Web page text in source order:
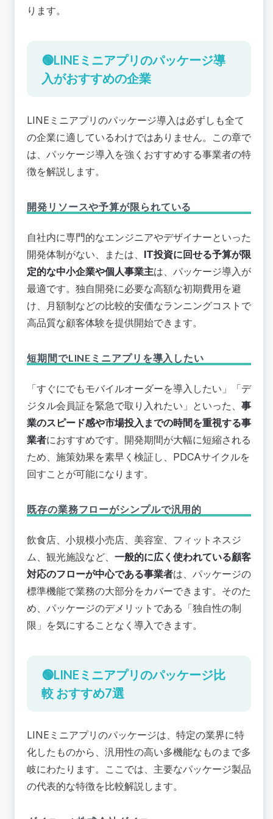
ります。
🟢LINEミニアプリのパッケージ導
入がおすすめの企業
LINEミニアプリのパッケージ導入は必ずしも全て
の企業に適しているわけではありません。この章で
は、パッケージ導入を強くおすすめする事業者の特
徴を解説します。
開発リソースや予算が限られている
自社内に専門的なエンジニアやデザイナーといった
開発体制がない、または、 IT投資に回せる予算が限
定的な中小企業や個人事業主は、パッケージ導入が
最適です。独自開発に必要な高額な初期費用を避
け、月額制などの比較的安価なランニングコストで
高品質な顧客体験を提供開始できます。
短期間でLINEミニアプリを導入したい
「すぐにでもモバイルオーダーを導入したい」「デ
ジタル会員証を緊急で取り入れたい」といった、 事
業のスピード感や市場投入までの時間を重視する事
業者におすすめです。開発期間が大幅に短縮される
ため、施策効果を素早く検証し、PDCAサイクルを
回すことが可能になります。
既存の業務フローがシンプルで汎用的
飲食店、小規模小売店、美容室、フィットネスジ
ム、観光施設など、 一般的に広く使われている顧客
対応のフローが中心である事業者は、パッケージの
標準機能で業務の大部分をカバーできます。そのた
め、パッケージのデメリットである「独自性の制
限」を気にすることなく導入できます。
🟢LINEミニアプリのパッケージ比
較 おすすめ7選
LINEミニアプリのパッケージは、特定の業界に特
化したものから、汎用性の高い多機能なものまで多
岐にわたります。ここでは、主要なパッケージ製品
の代表的な特徴を比較解説します。